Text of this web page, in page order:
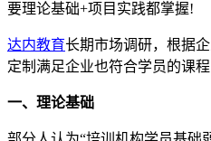
要理论基础+项目实践都掌握!
达内教育长期市场调研，根据
定制满足企业也符合学员的课
一、理论基础